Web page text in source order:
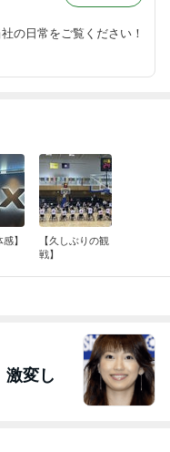
の日常をご覧ください！
】
【久しぶりの観
戦】
激変し